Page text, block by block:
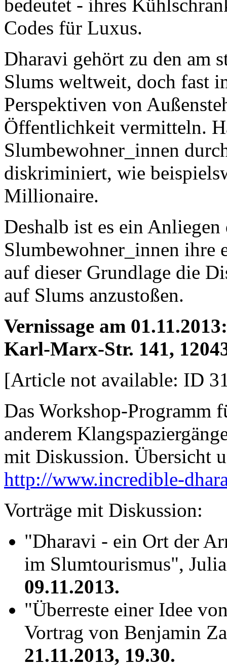
bedeutet - ihres
Codes für Luxus.
Dharavi gehört zu den am
Slums weltweit, doch fast
Perspektiven von
Öffentlichkeit vermitteln.
Slumbewohner_innen
diskriminiert, wie
Millionaire.
Deshalb ist es ein
Slumbewohner_innen ihre
auf dieser Grundlage die
auf Slums anzustoßen.
Vernissage am
Karl-Marx-Str. 141,
[Article not available: ID
Das Workshop-Programm
anderem
mit Diskussion. Übersicht
http://www.incredible-
Vorträge mit Diskussion:
"Dharavi - ein Ort der
im Slumtourismus",
09.11.2013.
"Überreste einer Idee
Vortrag von Benjamin
21.11.2013, 19.30.